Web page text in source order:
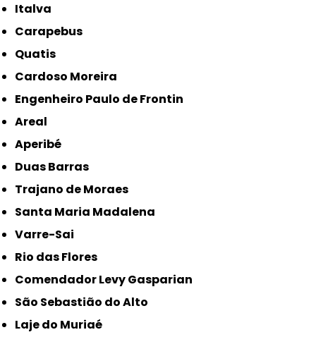
Italva
Carapebus
Quatis
Cardoso Moreira
Engenheiro Paulo de Frontin
Areal
Aperibé
Duas Barras
Trajano de Moraes
Santa Maria Madalena
Varre-Sai
Rio das Flores
Comendador Levy Gasparian
São Sebastião do Alto
Laje do Muriaé